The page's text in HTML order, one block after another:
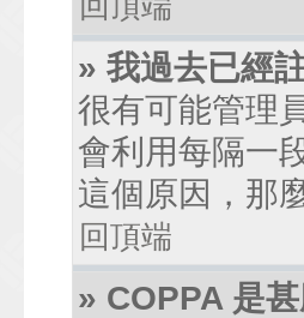
» 我過去已經
很有可能管理
會利用每隔一
這個原因，那
回頂端
» COPPA 是甚